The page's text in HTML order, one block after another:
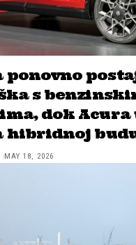
ponovno
s
dok Acura
hibridnoj
MAY 18, 2026